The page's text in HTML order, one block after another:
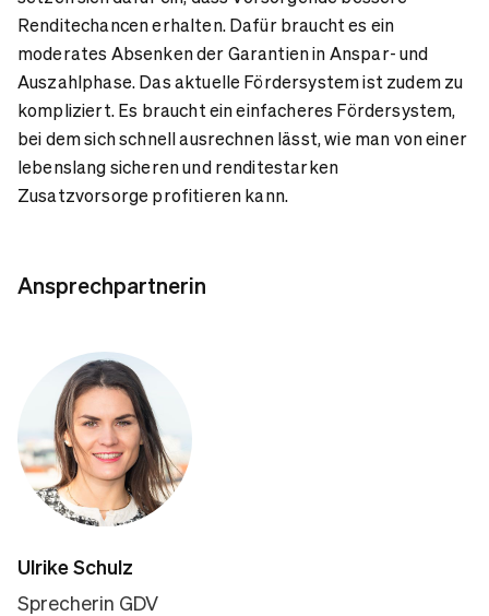
Renditechancen erhalten. Dafür braucht es ein
moderates Absenken der Garantien in Anspar- und
Auszahlphase. Das aktuelle Fördersystem ist zudem zu
kompliziert. Es braucht ein einfacheres Fördersystem,
bei dem sich schnell ausrechnen lässt, wie man von einer
lebenslang sicheren und renditestarken
Zusatzvorsorge profitieren kann.
Ansprechpartnerin
Ulrike Schulz
Sprecherin GDV